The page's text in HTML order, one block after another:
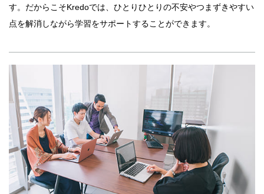
す。だからこそKredoでは、ひとりひとりの不安やつまずきやすい
点を解消しながら学習をサポートすることができます。